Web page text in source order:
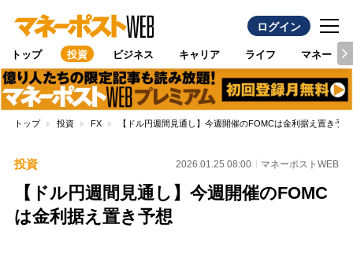
ログイン
トップ 投資 ビジネス キャリア ライフ マネー
トップ 投資 FX 【ドル円週間見通し】今週開催のFOMCは金利据え置き予想
投資 2026.01.25 08:00 マネーポストWEB
【ドル円週間見通し】今週開催のFOMC
は金利据え置き予想